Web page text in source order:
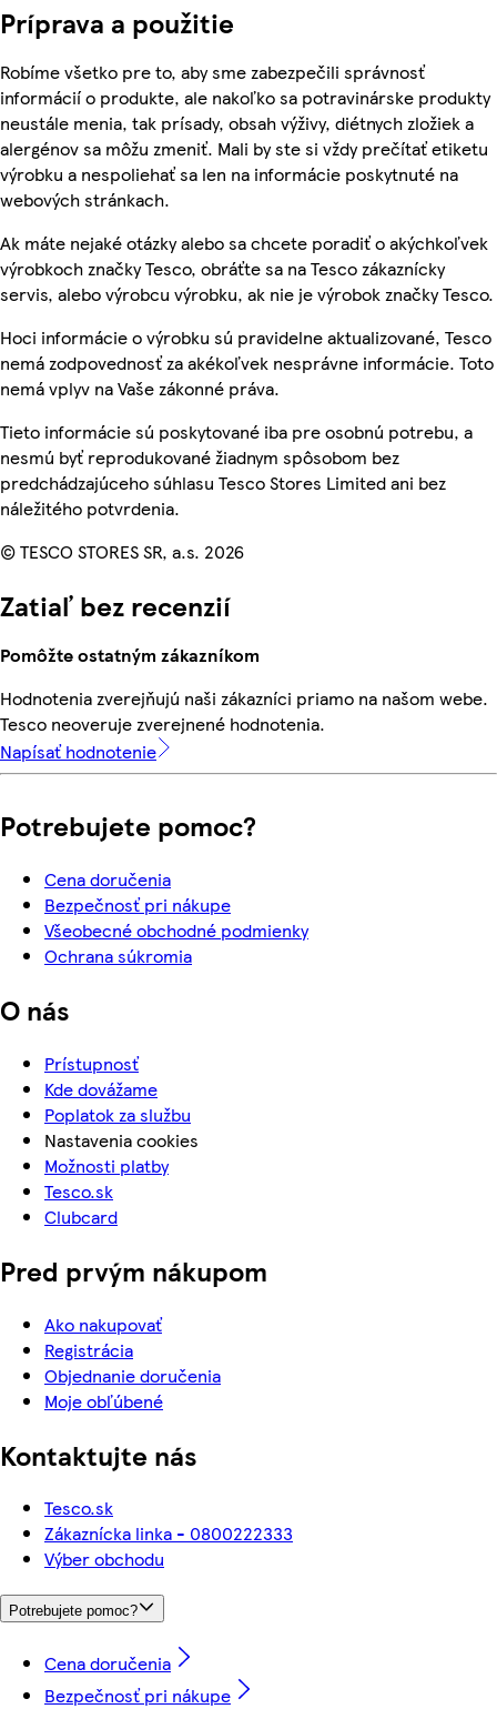
Príprava a použitie
Robíme všetko pre to, aby sme zabezpečili správnosť
informácií o produkte, ale nakoľko sa potravinárske produkty
neustále menia, tak prísady, obsah výživy, diétnych zložiek a
alergénov sa môžu zmeniť. Mali by ste si vždy prečítať etiketu
výrobku a nespoliehať sa len na informácie poskytnuté na
webových stránkach.
Ak máte nejaké otázky alebo sa chcete poradiť o akýchkoľvek
výrobkoch značky Tesco, obráťte sa na Tesco zákaznícky
servis, alebo výrobcu výrobku, ak nie je výrobok značky Tesco.
Hoci informácie o výrobku sú pravidelne aktualizované, Tesco
nemá zodpovednosť za akékoľvek nesprávne informácie. Toto
nemá vplyv na Vaše zákonné práva.
Tieto informácie sú poskytované iba pre osobnú potrebu, a
nesmú byť reprodukované žiadnym spôsobom bez
predchádzajúceho súhlasu Tesco Stores Limited ani bez
náležitého potvrdenia.
© TESCO STORES SR, a.s. 2026
Zatiaľ bez recenzií
Pomôžte ostatným zákazníkom
Hodnotenia zverejňujú naši zákazníci priamo na našom webe.
Tesco neoveruje zverejnené hodnotenia.
Napísať hodnotenie
Potrebujete pomoc?
Cena doručenia
Bezpečnosť pri nákupe
Všeobecné obchodné podmienky
Ochrana súkromia
O nás
Prístupnosť
Kde dovážame
Poplatok za službu
Nastavenia cookies
Možnosti platby
Tesco.sk
Clubcard
Pred prvým nákupom
Ako nakupovať
Registrácia
Objednanie doručenia
Moje obľúbené
Kontaktujte nás
Tesco.sk
Zákaznícka linka - 0800222333
Výber obchodu
Potrebujete pomoc?
Cena doručenia
Bezpečnosť pri nákupe